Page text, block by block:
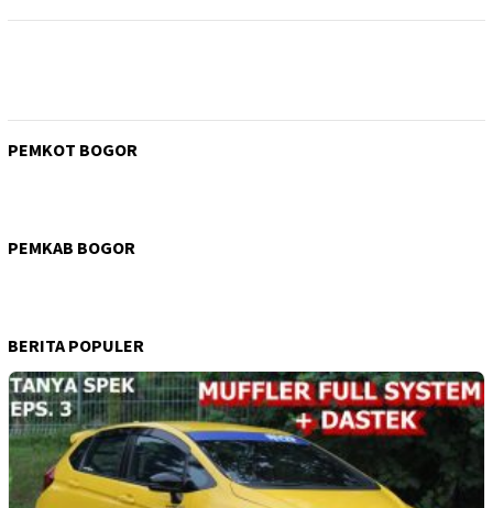
PEMKOT BOGOR
PEMKAB BOGOR
BERITA POPULER